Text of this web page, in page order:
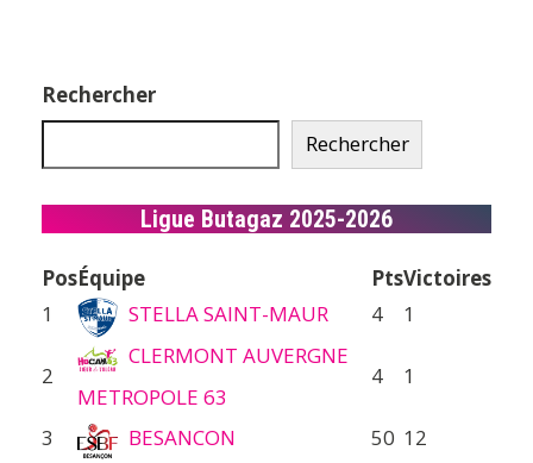
Rechercher
Rechercher
Ligue Butagaz 2025-2026
PosÉquipe PtsVictoires
1
STELLA SAINT-MAUR 4 1
2
CLERMONT AUVERGNE
METROPOLE 63
4 1
3 BESANCON 50 12